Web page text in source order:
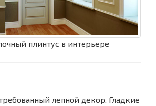
плинтус в интерьере
лепной декор. Гладкие